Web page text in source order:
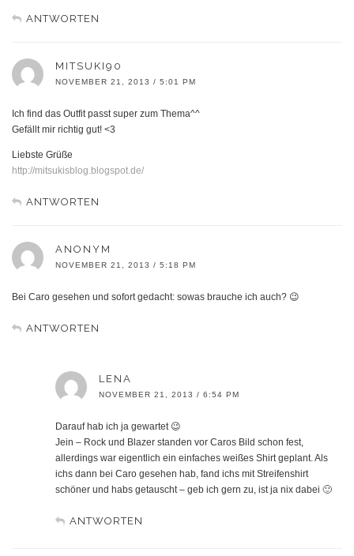
ANTWORTEN
MITSUKI90
NOVEMBER 21, 2013 / 5:01 PM
Ich find das Outfit passt super zum Thema^^
Gefällt mir richtig gut! <3
Liebste Grüße
http://mitsukisblog.blogspot.de/
ANTWORTEN
ANONYM
NOVEMBER 21, 2013 / 5:18 PM
Bei Caro gesehen und sofort gedacht: sowas brauche ich auch? 😉
ANTWORTEN
LENA
NOVEMBER 21, 2013 / 6:54 PM
Darauf hab ich ja gewartet 😉
Jein – Rock und Blazer standen vor Caros Bild schon fest,
allerdings war eigentlich ein einfaches weißes Shirt geplant. Als
ichs dann bei Caro gesehen hab, fand ichs mit Streifenshirt
schöner und habs getauscht – geb ich gern zu, ist ja nix dabei 🙂
ANTWORTEN